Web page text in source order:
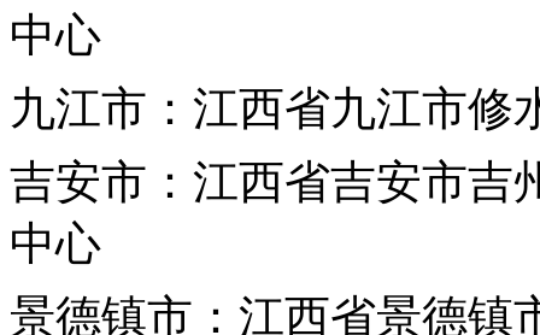
中心
九江市：江西省九江市修
吉安市：江西省吉安市吉
中心
景德镇市：江西省景德镇